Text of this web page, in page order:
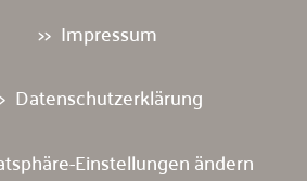
Impressum
Datenschutzerklärung
Einstellungen ändern